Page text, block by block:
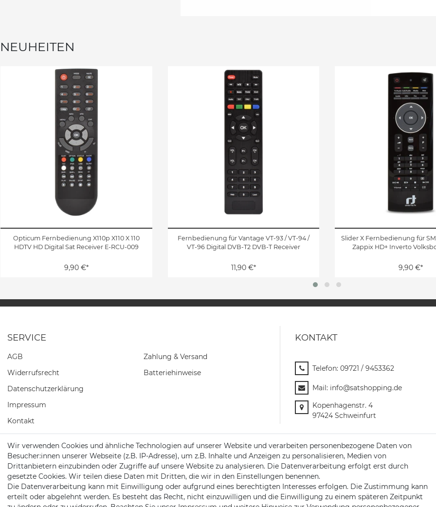
NEUHEITEN
Opticum Fernbedienung X110p X110 X 110
HDTV HD Digital Sat Receiver E-RCU-009
9,90 €*
Fernbedienung für Vantage VT-93 / VT-94 /
VT-96 Digital DVB-T2 DVB-T Receiver
11,90 €*
Slider X Fernbedienung für
Zappix HD+ Inverto
9,90 €*
SERVICE
AGB
Widerrufs­recht
Daten­schutz­erklärung
Impressum
Kontakt
Barrierefreiheitserklärung
Widerrufs­formular
Zahlung & Versand
Batteriehinweise
KONTAKT
Telefon: 09721 / 9453362
Mail: info@satshopping.de
Kopenhagenstr. 4
97424 Schweinfurt
Wir verwenden Cookies und ähnliche Technologien auf unserer Website und verarbeiten personenbezogene Daten von
Besucher:innen unserer Webseite (z.B. IP-Adresse), um z.B. Inhalte und Anzeigen zu personalisieren, Medien von
Drittanbietern einzubinden oder Zugriffe auf unsere Website zu analysieren. Die Datenverarbeitung erfolgt erst durch
gesetzte Cookies. Wir teilen diese Daten mit Dritten, die wir in den Einstellungen benennen.
Die Datenverarbeitung kann mit Einwilligung oder aufgrund eines berechtigten Interesses erfolgen. Die Zustimmung kann
erteilt oder abgelehnt werden. Es besteht das Recht, nicht einzuwilligen und die Einwilligung zu einem späteren Zeitpunkt